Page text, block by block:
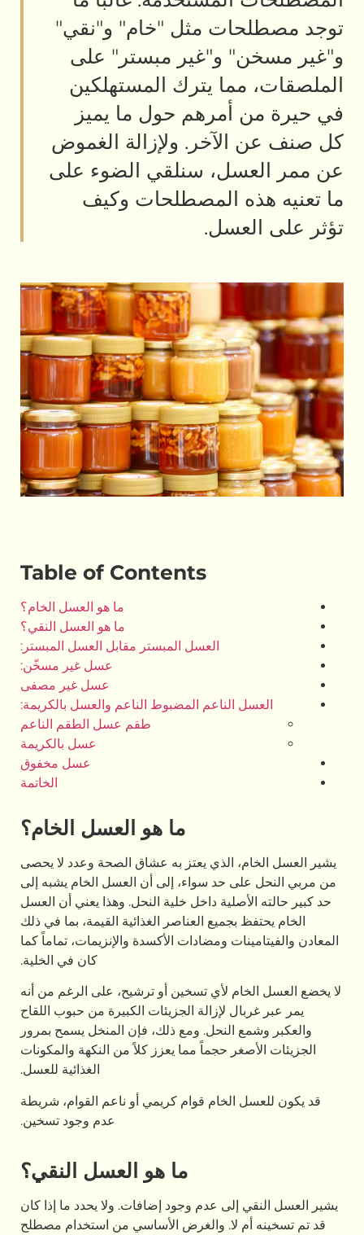
مثل "خام" و"نقي"
و"غير مبستر" على
يترك المستهلكين
أمرهم حول ما يميز
ولإزالة الغموض
سنلقي الضوء على
المصطلحات وكيف
Table of Contents
العسل المبستر مقابل العسل المبستر:
الناعم المضبوط الناعم والعسل بالكريمة:
طقم عسل الطقم الناعم
ما هو العسل الخام؟
الذي يعتز به عشاق الصحة وعدد لا يحصى
حد سواء، إلى أن العسل الخام يشبه إلى
داخل خلية النحل. وهذا يعني أن العسل
بجميع العناصر الغذائية القيمة، بما في ذلك
ومضادات الأكسدة والإنزيمات، تماماً كما
لأي تسخين أو ترشيح، على الرغم من أنه
لإزالة الجزيئات الكبيرة من حبوب اللقاح
النحل. ومع ذلك، فإن المنخل يسمح بمرور
حجماً مما يعزز كلاً من النكهة والمكونات
الخام قوام كريمي أو ناعم القوام، شريطة
ما هو العسل النقي؟
إلى عدم وجود إضافات. ولا يحدد ما إذا كان
لا. والغرض الأساسي من استخدام مصطلح